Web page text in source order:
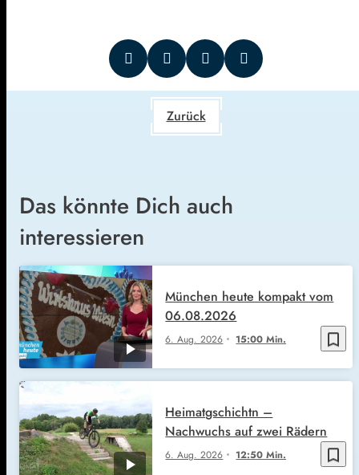
Zurück
Das könnte Dich auch
interessieren
bookmark_border
6. Aug. 2026 15:00 Min.
München heute kompakt vom
06.08.2026
bookmark_border
6. Aug. 2026 12:50 Min.
Heimatgschichtn –
Nachwuchs auf zwei Rädern